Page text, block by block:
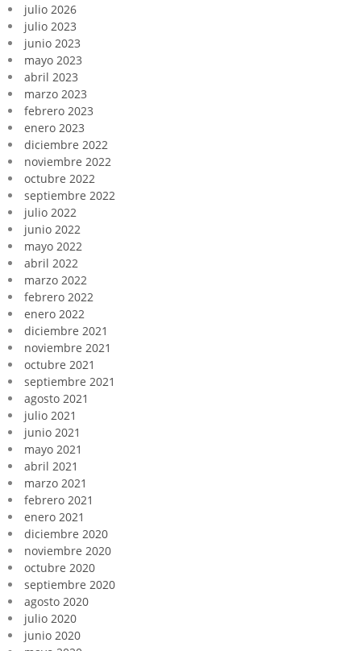
julio 2026
julio 2023
junio 2023
mayo 2023
abril 2023
marzo 2023
febrero 2023
enero 2023
diciembre 2022
noviembre 2022
octubre 2022
septiembre 2022
julio 2022
junio 2022
mayo 2022
abril 2022
marzo 2022
febrero 2022
enero 2022
diciembre 2021
noviembre 2021
octubre 2021
septiembre 2021
agosto 2021
julio 2021
junio 2021
mayo 2021
abril 2021
marzo 2021
febrero 2021
enero 2021
diciembre 2020
noviembre 2020
octubre 2020
septiembre 2020
agosto 2020
julio 2020
junio 2020